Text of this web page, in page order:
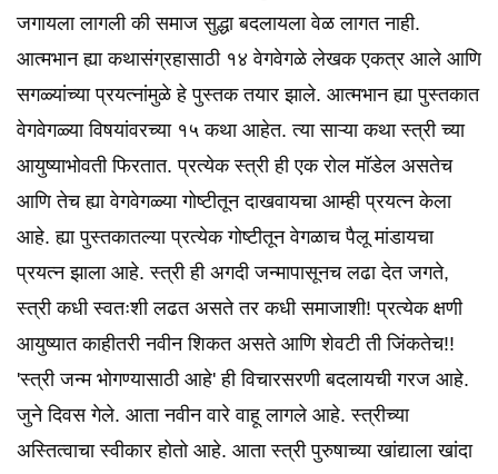
जगायला लागली की समाज सुद्धा बदलायला वेळ लागत नाही.
आत्मभान ह्या कथासंग्रहासाठी १४ वेगवेगळे लेखक एकत्र आले आणि
सगळ्यांच्या प्रयत्नांमुळे हे पुस्तक तयार झाले. आत्मभान ह्या पुस्तकात
वेगवेगळ्या विषयांवरच्या १५ कथा आहेत. त्या साऱ्या कथा स्त्री च्या
आयुष्याभोवती फिरतात. प्रत्येक स्त्री ही एक रोल मॉडेल असतेच
आणि तेच ह्या वेगवेगळ्या गोष्टीतून दाखवायचा आम्ही प्रयत्न केला
आहे. ह्या पुस्तकातल्या प्रत्येक गोष्टीतून वेगळाच पैलू मांडायचा
प्रयत्न झाला आहे. स्त्री ही अगदी जन्मापासूनच लढा देत जगते,
स्त्री कधी स्वतःशी लढत असते तर कधी समाजाशी! प्रत्येक क्षणी
आयुष्यात काहीतरी नवीन शिकत असते आणि शेवटी ती जिंकतेच!!
'स्त्री जन्म भोगण्यासाठी आहे' ही विचारसरणी बदलायची गरज आहे.
जुने दिवस गेले. आता नवीन वारे वाहू लागले आहे. स्त्रीच्या
अस्तित्वाचा स्वीकार होतो आहे. आता स्त्री पुरुषाच्या खांद्याला खांदा